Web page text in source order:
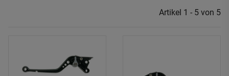
Artikel 1 - 5 von 5